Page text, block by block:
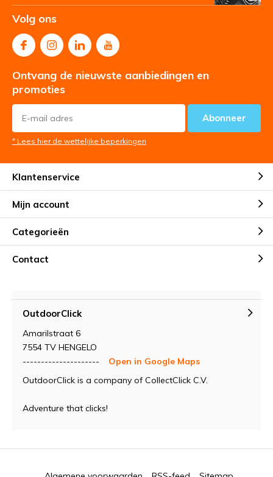
Volg ons
Ontvang de nieuwste aanbiedingen en
promoties
Abonneer
* Lees hier de wettelijke beperkingen
Klantenservice
Mijn account
Categorieën
Contact
OutdoorClick
Amarilstraat 6
7554 TV HENGELO
---------------------
Open in Google Maps
OutdoorClick is a company of CollectClick C.V.
Adventure that clicks!